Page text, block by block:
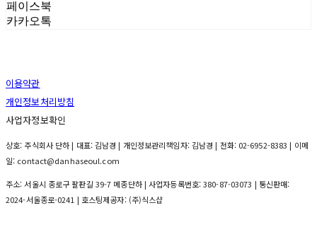
페이스북
카카오톡
이용약관
개인정보처리방침
사업자정보확인
상호: 주식회사 단하 | 대표: 김남경 | 개인정보관리책임자: 김남경 | 전화: 02-6952-8383 | 이메
일: contact@danhaseoul.com
주소: 서울시 종로구 팔판길 39-7 메종단하 | 사업자등록번호:380-87-03073 | 통신판매:
2024-서울종로-0241 | 호스팅제공자: (주)식스샵